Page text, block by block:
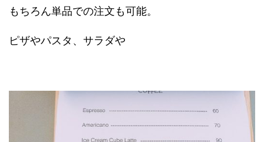
もちろん単品での注文も可能。
ピザやパスタ、サラダや